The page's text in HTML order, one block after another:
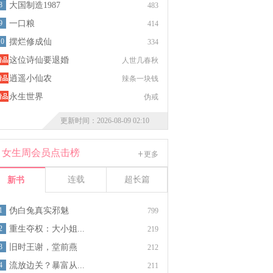
483
大国制造1987
414
一口粮
334
摆烂修成仙
人世几春秋
这位诗仙要退婚
辣条一块钱
逍遥小仙农
伪戒
永生世界
更新时间：2026-08-09 02:10
更多
女生周会员点击榜
新书 连载 超长篇
799
1 伪白兔真实邪魅
219
重生夺权：大小姐...
212
旧时王谢，堂前燕
211
流放边关？暴富从...